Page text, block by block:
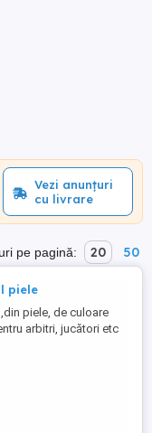
Vezi anunțuri
cu livrare
pe pagină: 20 50
piele
piele, de culoare
arbitri, jucători etc
1 buc 41- 7 buc
43-6 buc 43.5- 3